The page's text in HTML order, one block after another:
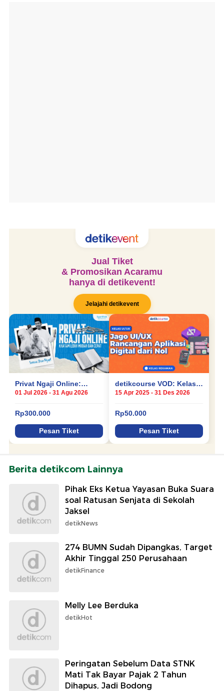
Berita detikcom Lainnya
Pihak Eks Ketua Yayasan Buka Suara
soal Ratusan Senjata di Sekolah
Jaksel
detikNews
274 BUMN Sudah Dipangkas, Target
Akhir Tinggal 250 Perusahaan
detikFinance
Melly Lee Berduka
detikHot
Peringatan Sebelum Data STNK
Mati Tak Bayar Pajak 2 Tahun
Dihapus, Jadi Bodong